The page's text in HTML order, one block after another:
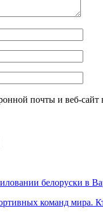
почты и веб-
белоруски в
команд мира.